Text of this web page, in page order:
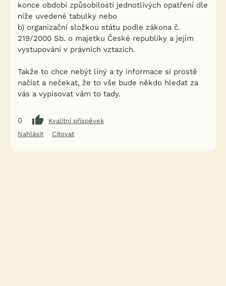
konce období způsobilosti jednotlivých opatření dle
níže uvedené tabulky nebo
b) organizační složkou státu podle zákona č.
219/2000 Sb. o majetku České republiky a jejím
vystupování v právních vztazích.
Takže to chce nebýt líný a ty informace si prostě
načíst a nečekat, že to vše bude někdo hledat za
vás a vypisovat vám to tady.
0
Kvalitní příspěvek
Nahlásit
Citovat